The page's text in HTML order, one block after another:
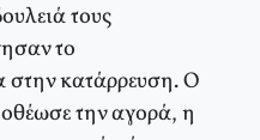
τους
το
στην κατάρρευση. Ο
την αγορά, η